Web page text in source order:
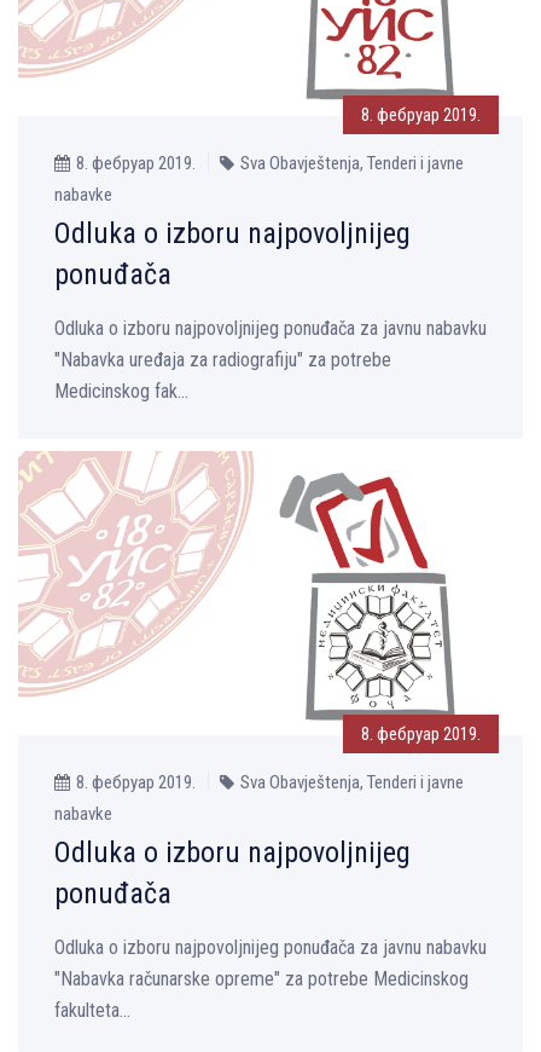
8. фебруар 2019.
8. фебруар 2019.
Sva Obavještenja, Tenderi i javne
nabavke
Odluka o izboru najpovoljnijeg
ponuđača
Odluka o izboru najpovoljnijeg ponuđača za javnu nabavku
"Nabavka uređaja za radiografiju" za potrebe
Medicinskog fak...
8. фебруар 2019.
8. фебруар 2019.
Sva Obavještenja, Tenderi i javne
nabavke
Odluka o izboru najpovoljnijeg
ponuđača
Odluka o izboru najpovoljnijeg ponuđača za javnu nabavku
"Nabavka računarske opreme" za potrebe Medicinskog
fakulteta...